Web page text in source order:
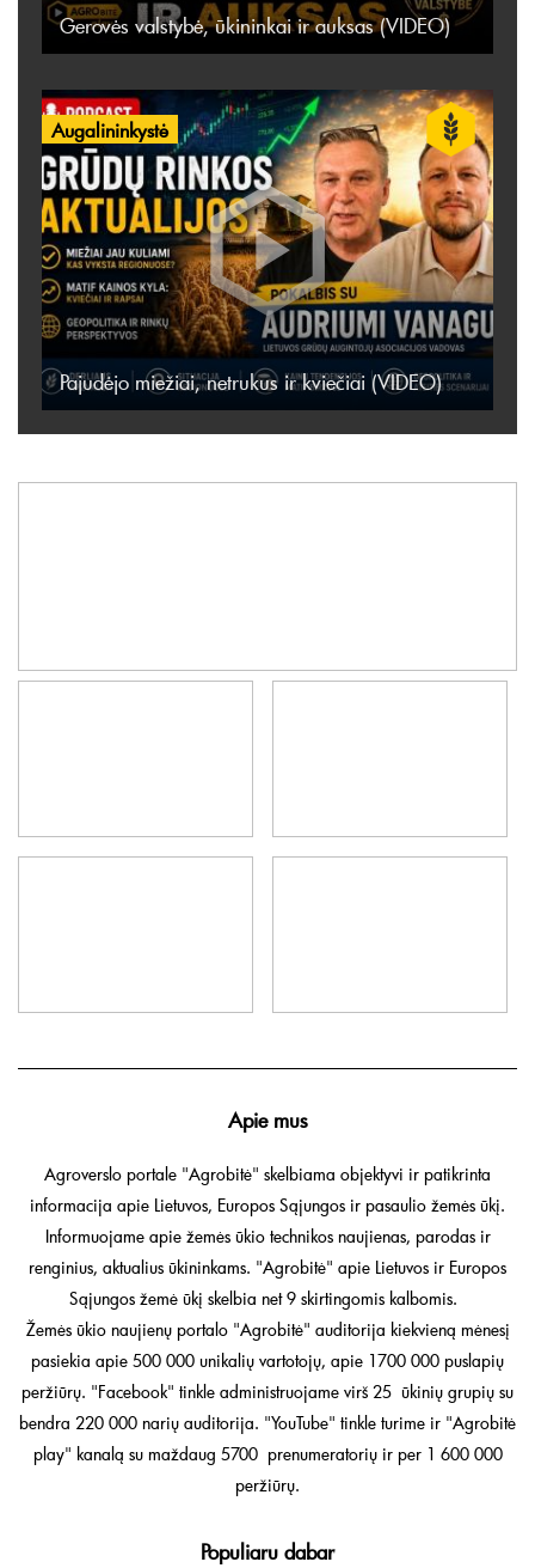
Gerovės valstybė, ūkininkai ir auksas (VIDEO)
Augalininkystė
Pajudėjo miežiai, netrukus ir kviečiai (VIDEO)
Apie mus
Agroverslo portale "Agrobitė" skelbiama objektyvi ir patikrinta
informacija apie Lietuvos, Europos Sąjungos ir pasaulio žemės ūkį.
Informuojame apie žemės ūkio technikos naujienas, parodas ir
renginius, aktualius ūkininkams. "Agrobitė" apie Lietuvos ir Europos
Sąjungos žemė ūkį skelbia net 9 skirtingomis kalbomis.
Žemės ūkio naujienų portalo "Agrobitė" auditorija kiekvieną mėnesį
pasiekia apie 500 000 unikalių vartotojų, apie 1700 000 puslapių
peržiūrų. "Facebook" tinkle administruojame virš 25 ūkinių grupių su
bendra 220 000 narių auditorija. "YouTube" tinkle turime ir "Agrobitė
play" kanalą su maždaug 5700 prenumeratorių ir per 1 600 000
peržiūrų.
Populiaru dabar